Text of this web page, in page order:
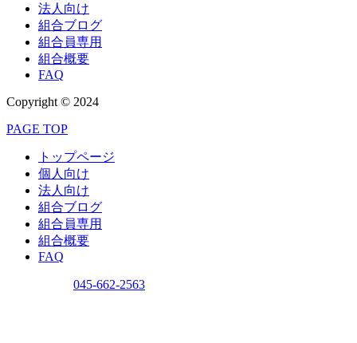
法人向け
組合ブログ
組合員専用
組合概要
FAQ
Copyright © 2024
PAGE TOP
トップページ
個人向け
法人向け
組合ブログ
組合員専用
組合概要
FAQ
045-662-2563